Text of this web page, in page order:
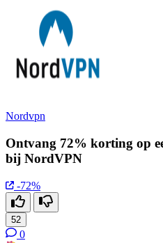
Nordvpn
Ontvang 72% korting op
bij NordVPN
-72%
52
0